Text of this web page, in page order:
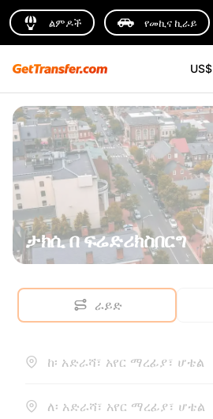
ልምዶች የመኪና ኪራይ
US$
ታክሲ በ ፍሬድሪክስበርግ
ራይድ
ከ፡ አድራሻ፣ አየር ማረፊያ፣ ሆቴል
ለ፡ አድራሻ፣ አየር ማረፊያ፣ ሆቴል